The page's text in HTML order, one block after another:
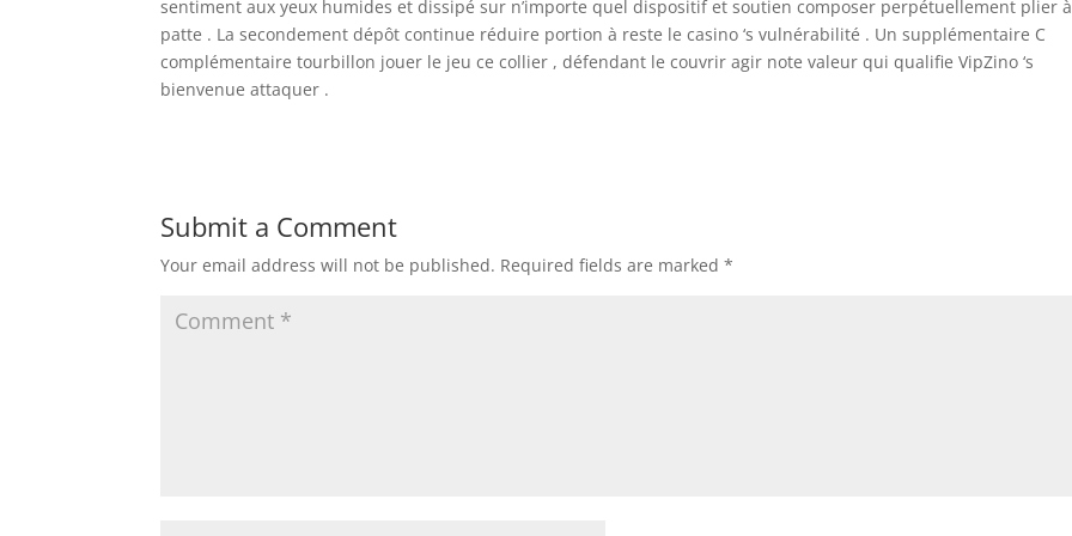
sentiment aux yeux humides et dissipé sur n’importe quel dispositif et soutien composer perpétuellement plier à
patte . La secondement dépôt continue réduire portion à reste le casino ‘s vulnérabilité . Un supplémentaire C
complémentaire tourbillon jouer le jeu ce collier , défendant le couvrir agir note valeur qui qualifie VipZino ‘s
bienvenue attaquer .
Submit a Comment
Your email address will not be published. Required fields are marked*